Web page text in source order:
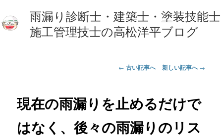
雨漏り診断士・建築士・塗装技能士
施工管理技士の高松洋平ブログ
投
ビ
ゲ
シ
← 古い記事へ 新しい記事へ→
現在の雨漏りを止めるだけで
はなく、後々の雨漏りのリス